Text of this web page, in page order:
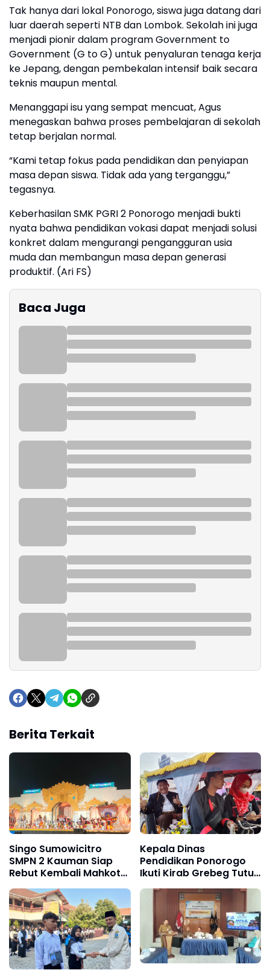
Tak hanya dari lokal Ponorogo, siswa juga datang dari
luar daerah seperti NTB dan Lombok. Sekolah ini juga
menjadi pionir dalam program Government to
Government (G to G) untuk penyaluran tenaga kerja
ke Jepang, dengan pembekalan intensif baik secara
teknis maupun mental.
Menanggapi isu yang sempat mencuat, Agus
menegaskan bahwa proses pembelajaran di sekolah
tetap berjalan normal.
“Kami tetap fokus pada pendidikan dan penyiapan
masa depan siswa. Tidak ada yang terganggu,”
tegasnya.
Keberhasilan SMK PGRI 2 Ponorogo menjadi bukti
nyata bahwa pendidikan vokasi dapat menjadi solusi
konkret dalam mengurangi pengangguran usia
muda dan membangun masa depan generasi
produktif. (Ari FS)
Baca Juga
Berita Terkait
Singo Sumowicitro
SMPN 2 Kauman Siap
Rebut Kembali Mahkota
Remaja XXIII Grebeg
Suro 2026
Kepala Dinas
Pendidikan Ponorogo
Ikuti Kirab Grebeg Tutup
Pelestarian Budaya